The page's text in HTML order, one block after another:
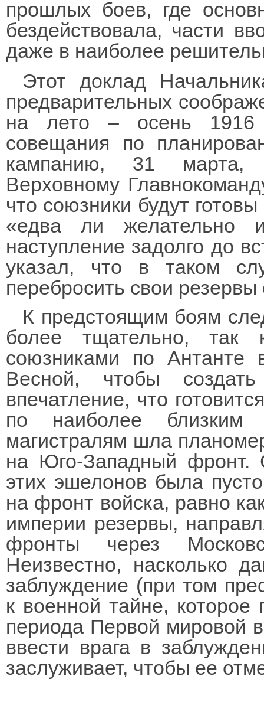
прошлых боев, где
бездействовала, части
даже в наиболее
Этот доклад
предварительных
на лето – осень 1916
совещания по
кампанию, 31 марта,
Верховному
что союзники будут
«едва ли желательно
наступление задолго до
указал, что в таком
перебросить свои
К предстоящим боям
более тщательно,
союзниками по Антанте
Весной, чтобы
впечатление, что
по наиболее близким
магистралям шла
на Юго-Западный фронт.
этих эшелонов была
на фронт войска, равно
империи резервы,
фронты через
Неизвестно, насколько
заблуждение (при том
к военной тайне, которое
периода Первой мировой
ввести врага в
заслуживает, чтобы ее